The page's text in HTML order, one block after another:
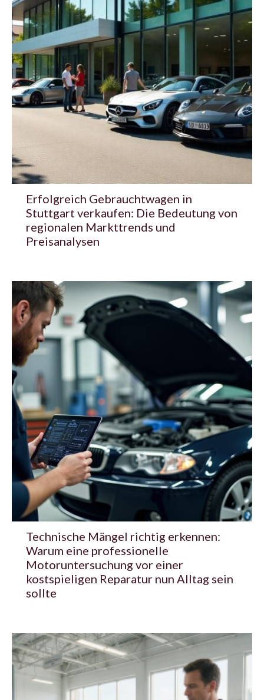
Erfolgreich Gebrauchtwagen in
Stuttgart verkaufen: Die Bedeutung von
regionalen Markttrends und
Preisanalysen
Technische Mängel richtig erkennen:
Warum eine professionelle
Motoruntersuchung vor einer
kostspieligen Reparatur nun Alltag sein
sollte